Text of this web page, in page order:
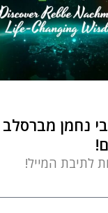
נחמן
לתיבת המייל!